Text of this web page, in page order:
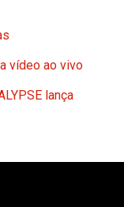
vídeo ao vivo
lança